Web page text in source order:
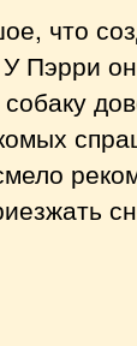
что
Пэрри